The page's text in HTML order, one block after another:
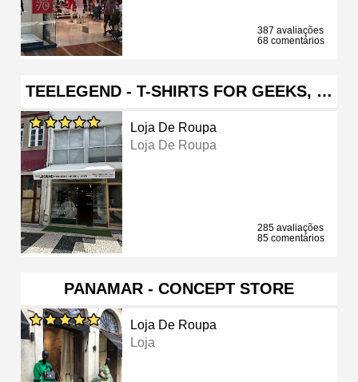
387 avaliações
68 comentários
TEELEGEND - T-SHIRTS FOR GEEKS, …
Loja De Roupa
Loja De Roupa
285 avaliações
85 comentários
PANAMAR - CONCEPT STORE
Loja De Roupa
Loja